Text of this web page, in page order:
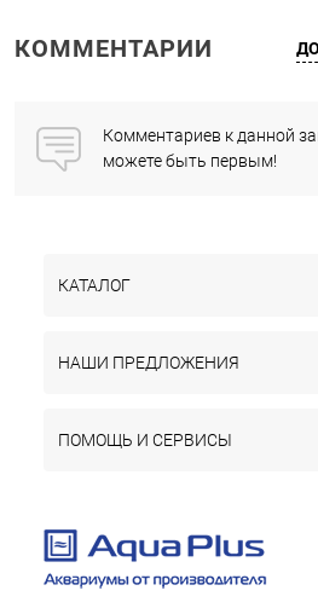
КОММЕНТАРИИ
Комментариев к данной
можете быть первым!
КАТАЛОГ
НАШИ ПРЕДЛОЖЕНИЯ
ПОМОЩЬ И СЕРВИСЫ